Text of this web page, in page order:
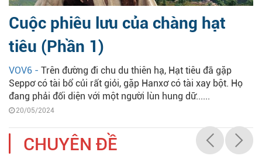
Cuộc phiêu lưu của chàng hạt
tiêu (Phần 1)
VOV6 - Trên đường đi chu du thiên hạ, Hạt tiêu đã gặp
Seppơ có tài bổ củi rất giỏi, gặp Hanxơ có tài xay bột. Họ
đang phải đối diện với một người lùn hung dữ......
20/05/2024
CHUYÊN ĐỀ